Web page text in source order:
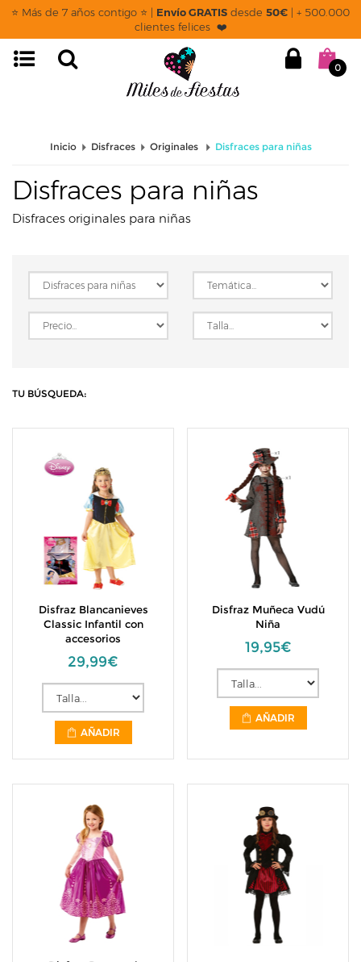
⭐ Más de 7 años contigo ⭐ | Envío GRATIS desde 50€ | + 500.000
clientes felices ❤️
0
page: listado
Inicio Disfraces Originales Disfraces para niñas
Disfraces para niñas
Disfraces originales para niñas
TU BÚSQUEDA:
Disfraz Blancanieves
Classic Infantil con
accesorios
29,99€
AÑADIR
Disfraz Muñeca Vudú
Niña
19,95€
AÑADIR